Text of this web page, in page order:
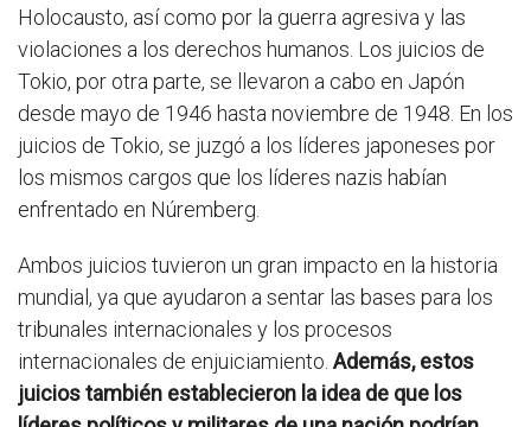
Holocausto, así como por la guerra agresiva y las
violaciones a los derechos humanos. Los juicios de
Tokio, por otra parte, se llevaron a cabo en Japón
desde mayo de 1946 hasta noviembre de 1948. En los
juicios de Tokio, se juzgó a los líderes japoneses por
los mismos cargos que los líderes nazis habían
enfrentado en Núremberg.
Ambos juicios tuvieron un gran impacto en la historia
mundial, ya que ayudaron a sentar las bases para los
tribunales internacionales y los procesos
internacionales de enjuiciamiento. Además, estos
juicios también establecieron la idea de que los